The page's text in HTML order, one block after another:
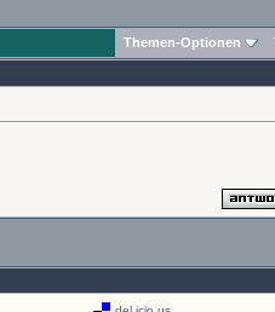
Themen-Optionen